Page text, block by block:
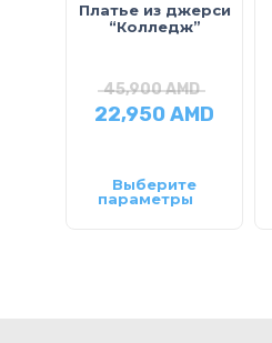
Платье из джерси
“Колледж”
45,900AMD
22,950AMD
Выберите
параметры